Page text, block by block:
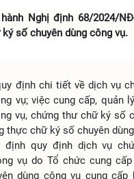
Nghị định 68/2024/
số chuyên dùng công vụ.
định chi tiết về dịch vụ
vụ; việc cung cấp, quản
vụ, chứng thư chữ ký số
thực chữ ký số chuyên
định quy định dịch vụ
vụ do Tổ chức cung
dùng công vụ cung cấp